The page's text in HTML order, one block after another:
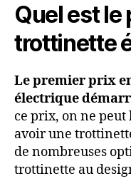
Quel est le
trottinette
Le premier prix
électrique
ce prix, on ne peut
avoir une
de nombreuses
trottinette au